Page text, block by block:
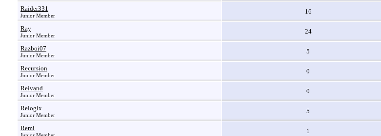
Raider331
Junior Member
16
Ray
Junior Member
24
Razboi07
Junior Member
5
Recursion
Junior Member
0
Reivand
Junior Member
0
Relogix
Junior Member
5
Remi 1